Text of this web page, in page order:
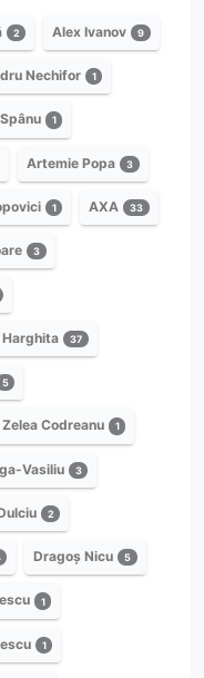
2 Alex Ivanov 9
Nechifor 1
1
Artemie Popa 3
1 AXA 33
3
Harghita 37
5
Codreanu 1
Vasiliu 3
2
Dragoș Nicu 5
1
1